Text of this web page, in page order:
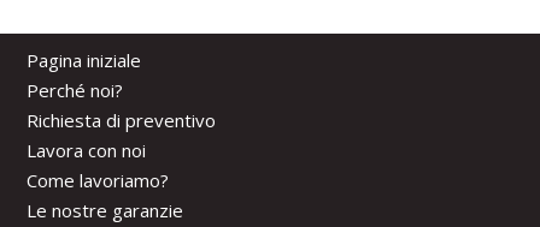
Pagina iniziale
Perché noi?
Richiesta di preventivo
Lavora con noi
Come lavoriamo?
Le nostre garanzie